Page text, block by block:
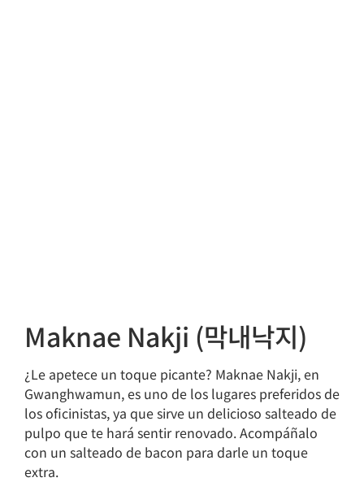
Maknae Nakji (막내낙지)
¿Le apetece un toque picante? Maknae Nakji, en
Gwanghwamun, es uno de los lugares preferidos de
los oficinistas, ya que sirve un delicioso salteado de
pulpo que te hará sentir renovado. Acompáñalo
con un salteado de bacon para darle un toque
extra.